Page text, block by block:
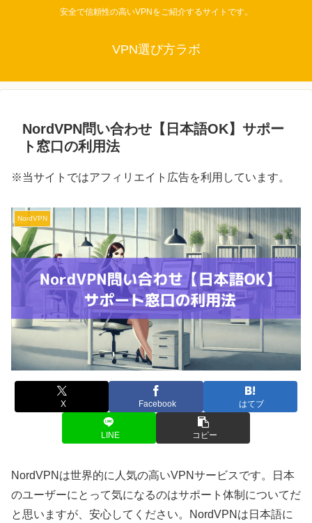
安全で信頼性の高いVPNをご紹介するサイトです。
VPN選び方ラボ
NordVPN問い合わせ【日本語OK】サポー
ト窓口の利用法
※当サイトではアフィリエイト広告を利用しています。
NordVPN
X Facebook はてブ
LINE コピー
NordVPNは世界的に人気の高いVPNサービスです。日本
のユーザーにとって気になるのはサポート体制についてだ
と思いますが、安心してください。NordVPNは日本語に